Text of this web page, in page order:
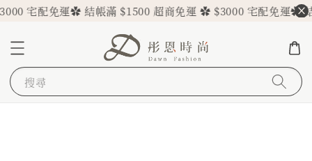
宅配免運✿ 結帳滿 $1500 超商免運 ✿ $3000 宅配免運✿ 結帳
搜尋